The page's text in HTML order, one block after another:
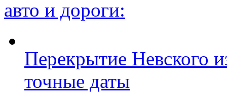
авто и дороги:
Перекрытие Невского
точные даты